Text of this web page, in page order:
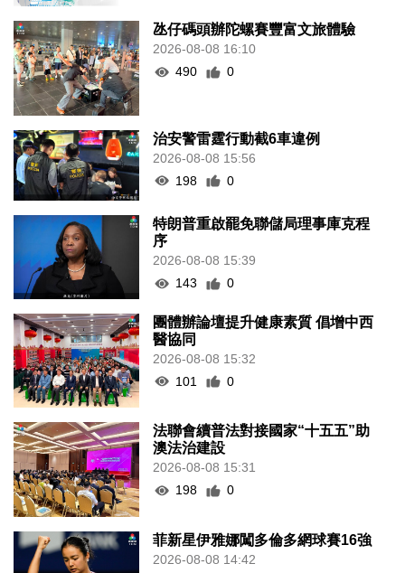
氹仔碼頭辦陀螺賽豐富文旅體驗
2026-08-08 16:10
490
0
治安警雷霆行動截6車違例
2026-08-08 15:56
198
0
特朗普重啟罷免聯儲局理事庫克程
序
2026-08-08 15:39
143
0
團體辦論壇提升健康素質 倡增中西
醫協同
2026-08-08 15:32
101
0
法聯會續普法對接國家“十五五”助
澳法治建設
2026-08-08 15:31
198
0
菲新星伊雅娜闖多倫多網球賽16強
2026-08-08 14:42